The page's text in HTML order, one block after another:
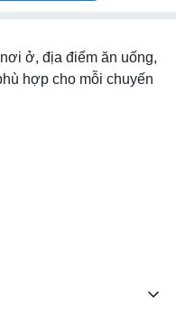
ở, địa điểm ăn uống,
hợp cho mỗi chuyến